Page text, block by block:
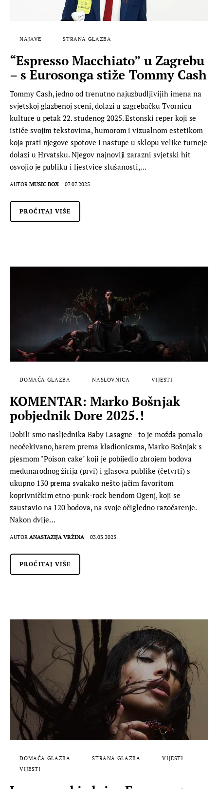
NAJAVE STRANA GLAZBA
“Espresso Macchiato” u Zagrebu
– s Eurosonga stiže Tommy Cash
Tommy Cash, jedno od trenutno najuzbudljivijih imena na
svjetskoj glazbenoj sceni, dolazi u zagrebačku Tvornicu
kulture u petak 22. studenog 2025. Estonski reper koji se
ističe svojim tekstovima, humorom i vizualnom estetikom
koja prati njegove spotove i nastupe u sklopu velike turneje
dolazi u Hrvatsku. Njegov najnoviji zarazni svjetski hit
osvojio je publiku i ljestvice slušanosti,…
AUTOR MUSIC BOX 07.07.2025.
PROČITAJ VIŠE
DOMAĆA GLAZBA NASLOVNICA VIJESTI
KOMENTAR: Marko Bošnjak
pobjednik Dore 2025.!
Dobili smo nasljednika Baby Lasagne - to je možda pomalo
neočekivano, barem prema kladionicama, Marko Bošnjak s
pjesmom "Poison cake" koji je pobijedio zbrojem bodova
međunarodnog žirija (prvi) i glasova publike (četvrti) s
ukupno 130 prema svakako nešto jačim favoritom
koprivničkim etno-punk-rock bendom Ogenj, koji se
zaustavio na 120 bodova, na svoje očigledno razočarenje.
Nakon dvije…
AUTOR ANASTAZIJA VRŽINA 03.03.2025.
PROČITAJ VIŠE
DOMAĆA GLAZBA STRANA GLAZBA
VIJESTI
VIJESTI